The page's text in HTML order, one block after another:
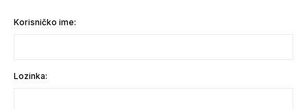
Korisničko ime:
Lozinka: